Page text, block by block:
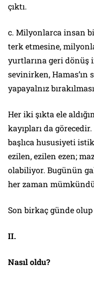
çıktı.
c. Milyonlarca insan
terk etmesine,
yurtlarına geri dönüş
sevinirken,
yapayalnız
Her iki şıkta ele
kayıpları da
başlıca hususiyeti
ezilen, ezilen ezen;
olabiliyor. Bugünün
her zaman
Son birkaç günde
II.
Nasıl oldu?